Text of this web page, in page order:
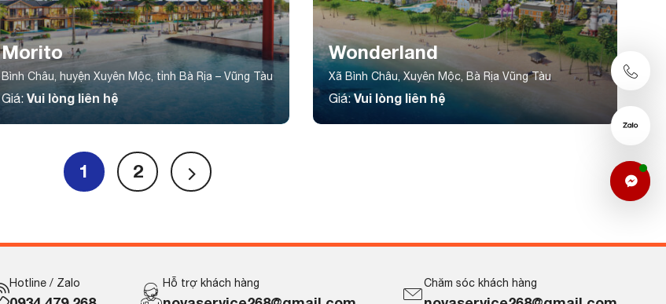
Morito
Bình Châu, huyện Xuyên Mộc, tỉnh Bà Rịa – Vũng Tàu
Giá: Vui lòng liên hệ
Wonderland
Xã Bình Châu, Xuyên Mộc, Bà Rịa Vũng Tàu
Giá:Vui lòng liên hệ
1 2
Hotline / Zalo Hỗ trợ khách hàng Chăm sóc khách hàng